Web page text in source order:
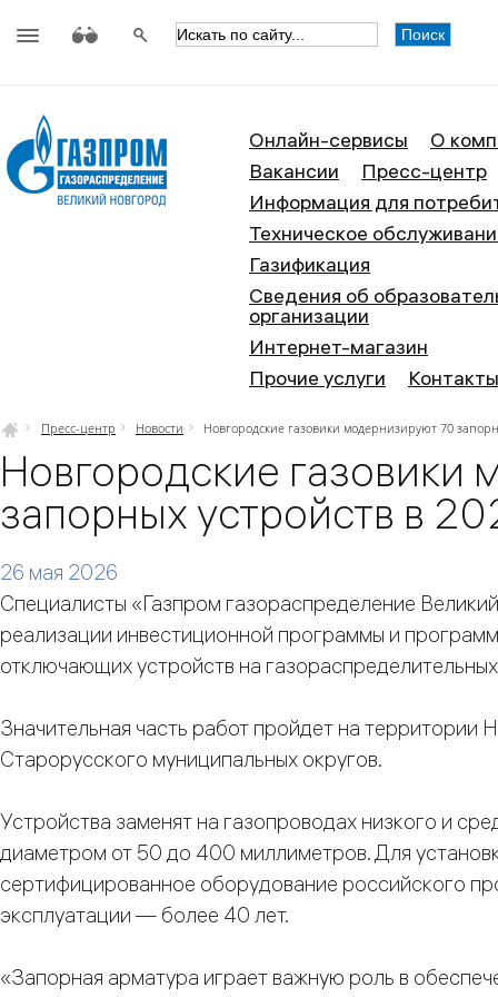
Онлайн-сервисы
О
Вакансии
Пресс-центр
Информация для
Техническое
Газификация
Сведения об
организации
Интернет-магазин
Прочие услуги
Контакты
Пресс-центр Новости Новгородские газовики модернизируют 70
Новгородские газовики
запорных устройств в
26 мая 2026
Специалисты «Газпром газораспределение
реализации инвестиционной программы и
отключающих устройств на
Значительная часть работ пройдет на территории
Старорусского муниципальных округов.
Устройства заменят на газопроводах низкого и
диаметром от 50 до 400 миллиметров. Для
сертифицированное оборудование российского
эксплуатации — более 40 лет.
«Запорная арматура играет важную роль в